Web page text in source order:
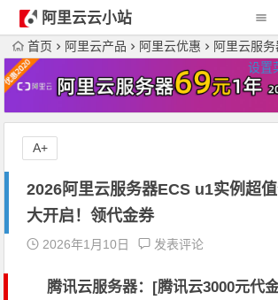
阿里云云小站
设置
首页 阿里云产品 阿里云优惠 阿里云服务
2026阿里云服务器ECS u1实例超
大开启！领代金券
2026年1月10日 发表评论
腾讯云服务器：[腾讯云3000元代
A+